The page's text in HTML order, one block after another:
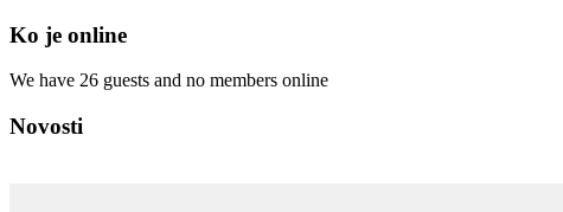
Ko je online
We have 26 guests and no members online
Novosti